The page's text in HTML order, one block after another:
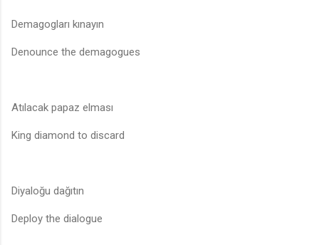
Demagogları kınayın
Denounce the demagogues
Atılacak papaz elması
King diamond to discard
Diyaloğu dağıtın
Deploy the dialogue